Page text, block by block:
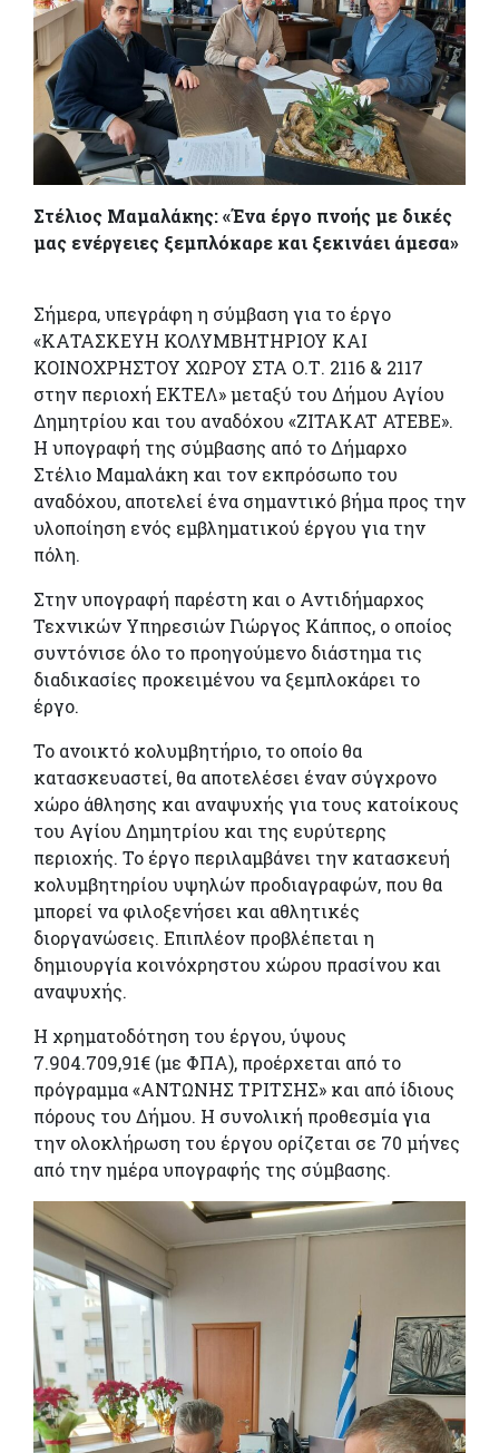
Στέλιος Μαμαλάκης: «Ένα έργο πνοής με δικές
μας ενέργειες ξεμπλόκαρε και ξεκινάει άμεσα»
Σήμερα, υπεγράφη η σύμβαση για το έργο
«ΚΑΤΑΣΚΕΥΗ ΚΟΛΥΜΒΗΤΗΡΙΟΥ ΚΑΙ
ΚΟΙΝΟΧΡΗΣΤΟΥ ΧΩΡΟΥ ΣΤΑ Ο.Τ. 2116 & 2117
στην περιοχή ΕΚΤΕΛ» μεταξύ του Δήμου Αγίου
Δημητρίου και του αναδόχου «ZITAKAT ATEBE».
Η υπογραφή της σύμβασης από το Δήμαρχο
Στέλιο Μαμαλάκη και τον εκπρόσωπο του
αναδόχου, αποτελεί ένα σημαντικό βήμα προς την
υλοποίηση ενός εμβληματικού έργου για την
πόλη.
Στην υπογραφή παρέστη και ο Αντιδήμαρχος
Τεχνικών Υπηρεσιών Γιώργος Κάππος, ο οποίος
συντόνισε όλο το προηγούμενο διάστημα τις
διαδικασίες προκειμένου να ξεμπλοκάρει το
έργο.
Το ανοικτό κολυμβητήριο, το οποίο θα
κατασκευαστεί, θα αποτελέσει έναν σύγχρονο
χώρο άθλησης και αναψυχής για τους κατοίκους
του Αγίου Δημητρίου και της ευρύτερης
περιοχής. Το έργο περιλαμβάνει την κατασκευή
κολυμβητηρίου υψηλών προδιαγραφών, που θα
μπορεί να φιλοξενήσει και αθλητικές
διοργανώσεις. Επιπλέον προβλέπεται η
δημιουργία κοινόχρηστου χώρου πρασίνου και
αναψυχής.
Η χρηματοδότηση του έργου, ύψους
7.904.709,91€ (με ΦΠΑ), προέρχεται από το
πρόγραμμα «ΑΝΤΩΝΗΣ ΤΡΙΤΣΗΣ» και από ίδιους
πόρους του Δήμου. Η συνολική προθεσμία για
την ολοκλήρωση του έργου ορίζεται σε 70 μήνες
από την ημέρα υπογραφής της σύμβασης.